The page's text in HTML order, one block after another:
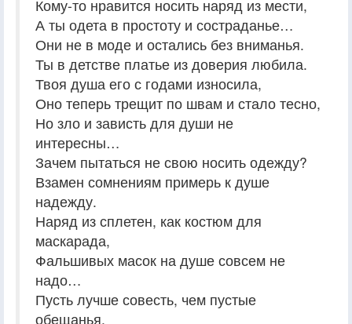
Кому-то нравится носить наряд из мести,
А ты одета в простоту и состраданье…
Они не в моде и остались без вниманья.
Ты в детстве платье из доверия любила.
Твоя душа его с годами износила,
Оно теперь трещит по швам и стало тесно,
Но зло и зависть для души не
интересны…
Зачем пытаться не свою носить одежду?
Взамен сомнениям примерь к душе
надежду.
Наряд из сплетен, как костюм для
маскарада,
Фальшивых масок на душе совсем не
надо…
Пусть лучше совесть, чем пустые
обещанья,